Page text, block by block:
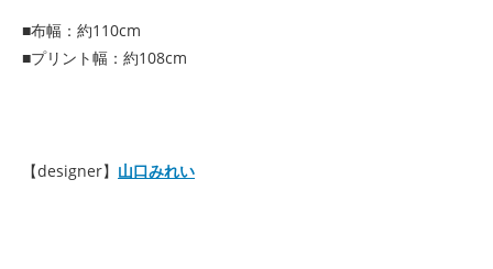
■布幅：約110cm
■プリント幅：約108cm
【designer】 山口みれい